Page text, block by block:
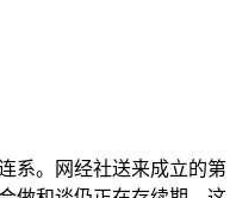
系。网经社送来成立的第